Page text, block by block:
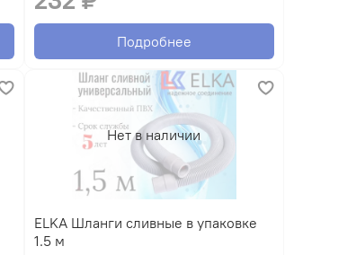
Подробнее
Нет в наличии
ELKA Шланги сливные в упаковке
1.5 м